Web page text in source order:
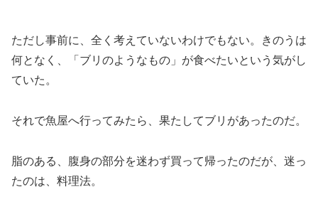
ただし事前に、全く考えていないわけでもない。きのうは
何となく、「ブリのようなもの」が食べたいという気がし
ていた。
それで魚屋へ行ってみたら、果たしてブリがあったのだ。
脂のある、腹身の部分を迷わず買って帰ったのだが、迷っ
たのは、料理法。